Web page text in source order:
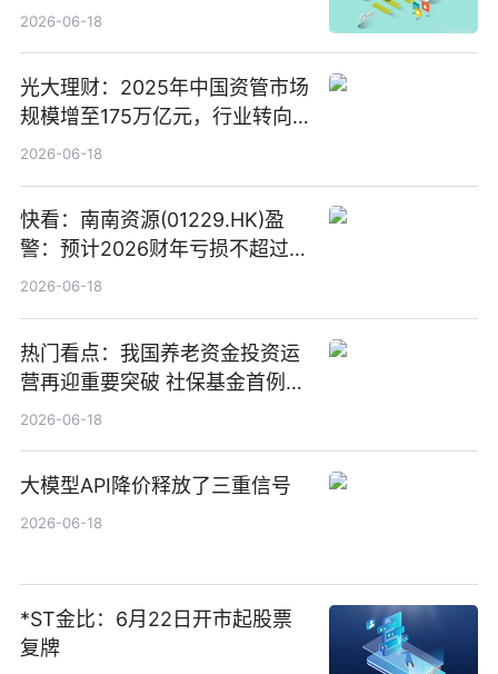
2026-06-18
光大理财：2025年中国资管市场
规模增至175万亿元，行业转向
“量质并重”
2026-06-18
快看：南南资源(01229.HK)盈
警：预计2026财年亏损不超过
1000万港元
2026-06-18
热门看点：我国养老资金投资运
营再迎重要突破 社保基金首例期
货账户完成开立
2026-06-18
大模型API降价释放了三重信号
2026-06-18
*ST金比：6月22日开市起股票
复牌